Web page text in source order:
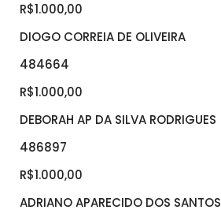
R$1.000,00
DIOGO CORREIA DE OLIVEIRA
484664
R$1.000,00
DEBORAH AP DA SILVA RODRIGUES
486897
R$1.000,00
ADRIANO APARECIDO DOS SANTOS